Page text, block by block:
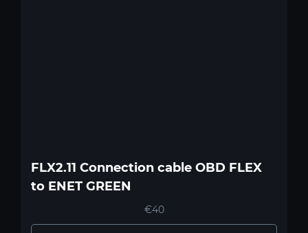
FLX2.11 Connection cable OBD FLEX
to ENET GREEN
€40